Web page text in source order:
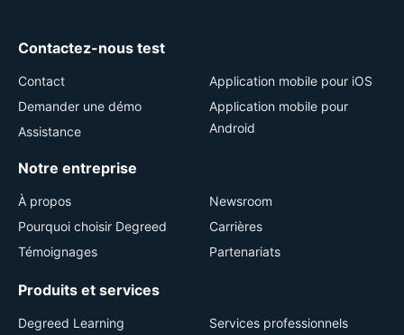
Contactez-nous test
Contact
Demander une démo
Assistance
Application mobile pour iOS
Application mobile pour
Android
Notre entreprise
À propos
Pourquoi choisir Degreed
Témoignages
Newsroom
Carrières
Partenariats
Produits et services
Degreed Learning
Services professionnels